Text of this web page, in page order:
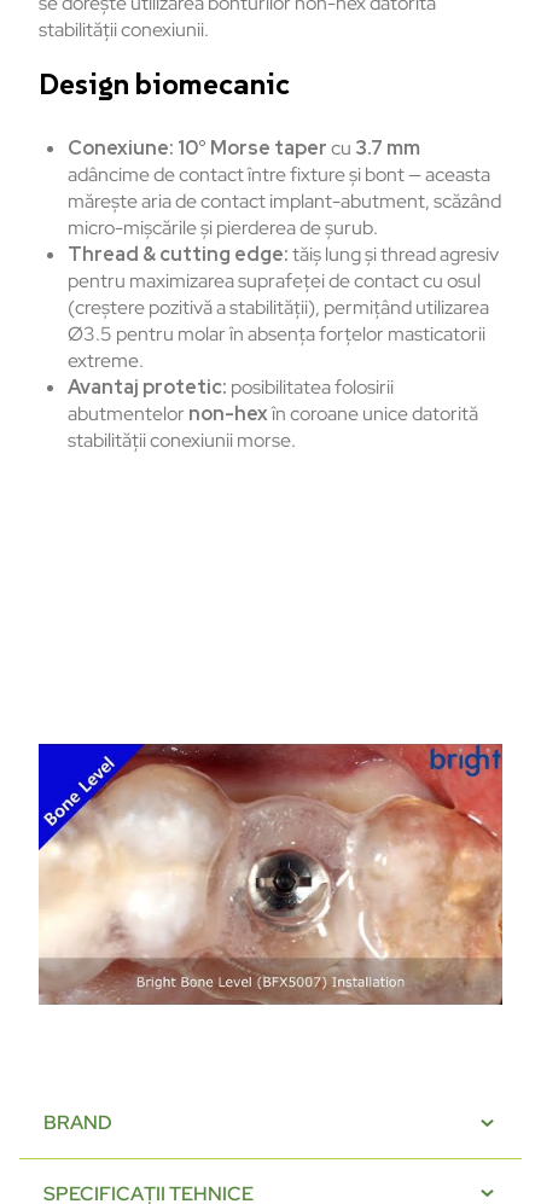
stabilității conexiunii.
Design biomecanic
Conexiune: 10° Morse tapercu 3.7 mm
adâncime de contact între fixture și bont — aceasta
mărește aria de contact implant-abutment, scăzând
micro-mișcările și pierderea de șurub.
Thread & cutting edge:tăiș lung și thread agresiv
pentru maximizarea suprafeței de contact cu osul
(creștere pozitivă a stabilității), permițând utilizarea
Ø3.5 pentru molar în absența forțelor masticatorii
extreme.
Avantaj protetic: posibilitatea folosirii
abutmentelornon-hexîn coroane unice datorită
stabilității conexiunii morse.
BRAND
SPECIFICAȚII TEHNICE